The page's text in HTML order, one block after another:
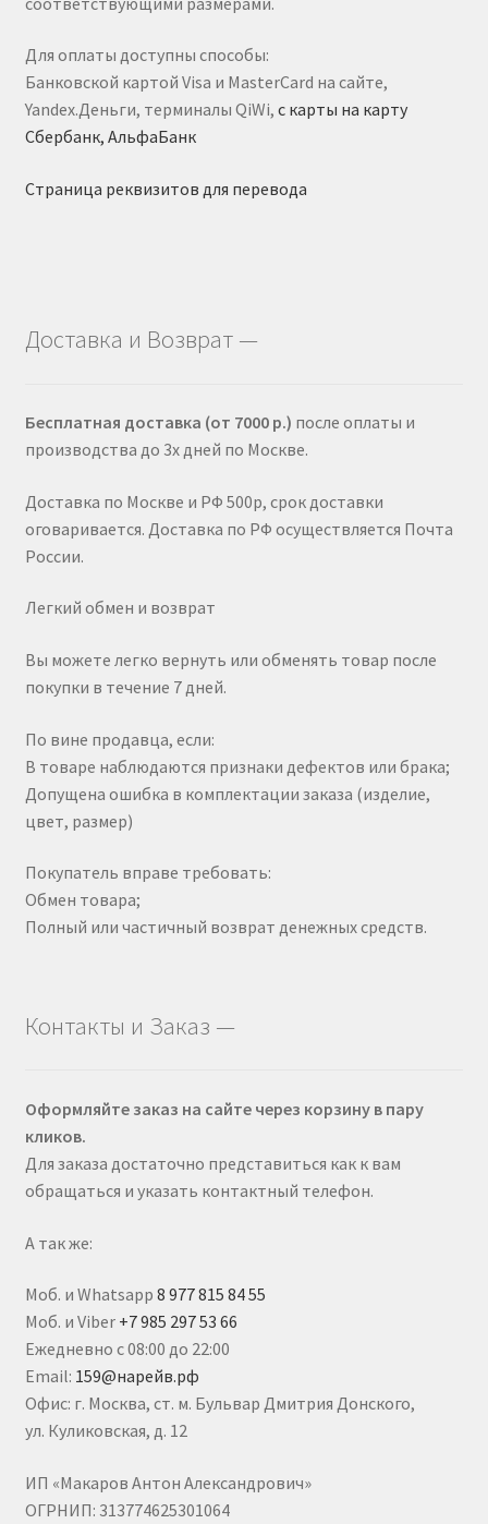
Для оплаты доступны способы:
Банковской картой Visa и MasterCard на сайте,
Yandex.Деньги, терминалы QiWi, с карты на карту
Сбербанк, АльфаБанк
Страница реквизитов для перевода
Доставка и Возврат —
Бесплатная доставка (от 7000 р.) после оплаты и
производства до 3х дней по Москве.
Доставка по Москве и РФ 500р, срок доставки
оговаривается. Доставка по РФ осуществляется Почта
России.
Легкий обмен и возврат
Вы можете легко вернуть или обменять товар после
покупки в течение 7 дней.
По вине продавца, если:
В товаре наблюдаются признаки дефектов или брака;
Допущена ошибка в комплектации заказа (изделие,
цвет, размер)
Покупатель вправе требовать:
Обмен товара;
Полный или частичный возврат денежных средств.
Контакты и Заказ —
Оформляйте заказ на сайте через корзину в пару
кликов.
Для заказа достаточно представиться как к вам
обращаться и указать контактный телефон.
А так же:
Моб. и Whatsapp 8 977 815 84 55
Моб. и Viber +7 985 297 53 66
Ежедневно с 08:00 до 22:00
Email: 159@нарейв.рф
Офис: г. Москва, ст. м. Бульвар Дмитрия Донского,
ул. Куликовская, д. 12
ИП «Макаров Антон Александрович»
ОГРНИП: 313774625301064